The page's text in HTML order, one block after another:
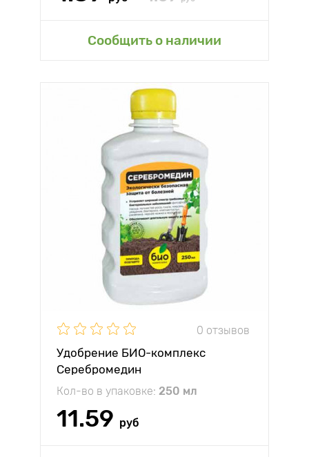
Сообщить о наличии
0 отзывов
Удобрение БИО-комплекс
Серебромедин
Кол-во в упаковке: 250 мл
11.59 руб